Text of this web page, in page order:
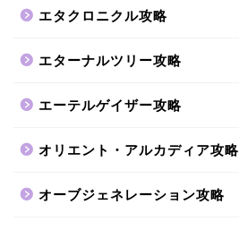
エタクロニクル攻略
エターナルツリー攻略
エーテルゲイザー攻略
オリエント・アルカディア攻略
オーブジェネレーション攻略